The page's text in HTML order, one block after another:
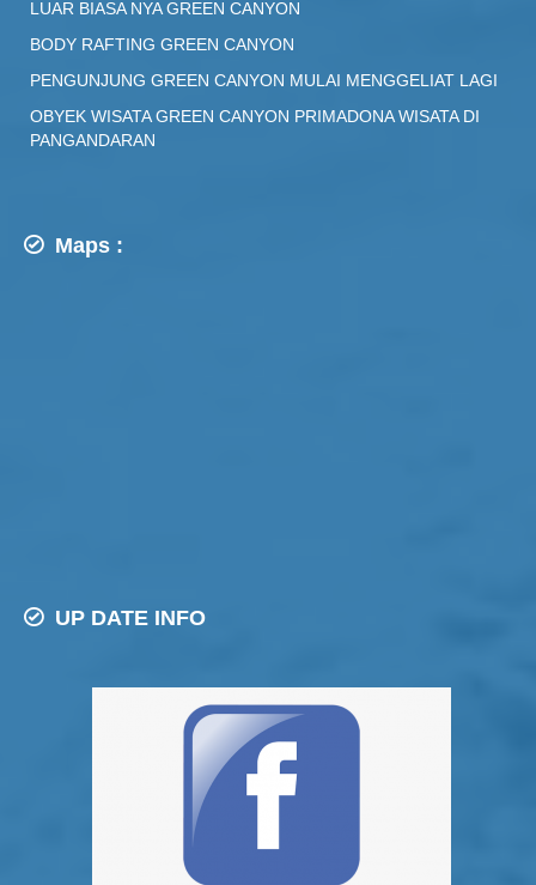
LUAR BIASA NYA GREEN CANYON
BODY RAFTING GREEN CANYON
PENGUNJUNG GREEN CANYON MULAI MENGGELIAT LAGI
OBYEK WISATA GREEN CANYON PRIMADONA WISATA DI
PANGANDARAN
Maps :
UP DATE INFO